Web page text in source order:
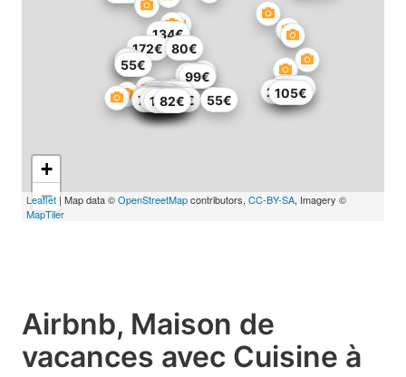
144€ 105€
331€
102€
134€
123€94€
55€
119€
111€
172€
55€
123€
99€
69€
51€
74€ 209€
72€
82€
48€
73€
123€ 26€
113€
80€
+
−
Leaflet | Map data ©OpenStreetMapcontributors, CC-BY-SA, Imagery ©
MapTiler
Airbnb, Maison de
vacances avec Cuisine à